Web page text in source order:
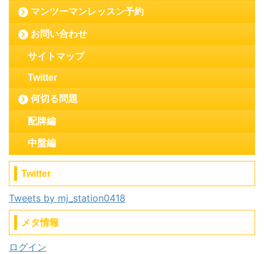
マンツーマンレッスン予約
お問い合わせ
サイトマップ
Twitter
何切る問題
配牌編
中盤編
Twitter
Tweets by mj_station0418
メタ情報
ログイン